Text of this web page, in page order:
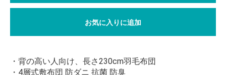
お気に入りに追加
・背の高い人向け、長さ230cm羽毛布団
・4層式敷布団 防ダニ 抗菌 防臭